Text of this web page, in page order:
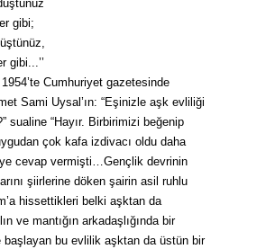
gibi;
gibi...’’
Cumhuriyet gazetesinde
Sami Uysal’ın: “Eşinizle aşk evliliği
sualine “Hayır. Birbirimizi beğenip
çok kafa izdivacı oldu daha
cevap vermişti…Gençlik devrinin
şiirlerine döken şairin asil ruhlu
hissettikleri belki aşktan da
ve mantığın arkadaşlığında bir
başlayan bu evlilik aşktan da üstün bir